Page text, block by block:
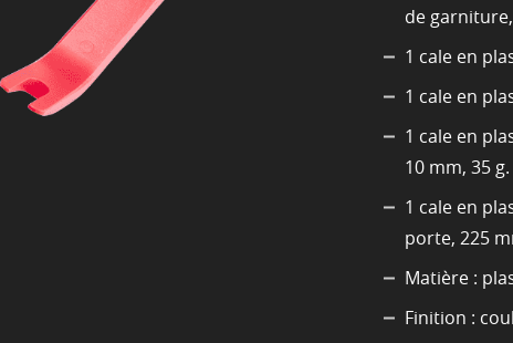
de
1 cale en
1 cale en
1 cale en
10 mm, 35 g.
1 cale en
porte, 225
Matière :
Finition :